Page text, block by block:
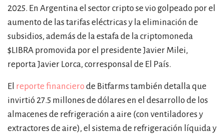
2025. En Argentina el sector cripto se vio golpeado por el
aumento de las tarifas eléctricas y la eliminación de
subsidios, además de la estafa de la criptomoneda
$LIBRA promovida por el presidente Javier Milei,
reporta Javier Lorca, corresponsal de El País.
El reporte financiero de Bitfarms también detalla que
invirtió 27.5 millones de dólares en el desarrollo de los
almacenes de refrigeración a aire (con ventiladores y
extractores de aire), el sistema de refrigeración líquida y